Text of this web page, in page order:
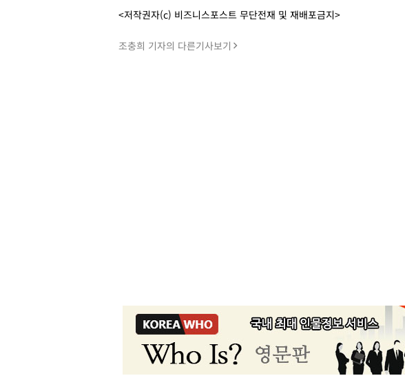
<저작권자(c) 비즈니스포스트 무단전재 및 재배포금지>
조충희 기자의 다른기사보기